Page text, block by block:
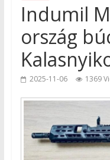
Indumil
ország
2025-11-06 1369